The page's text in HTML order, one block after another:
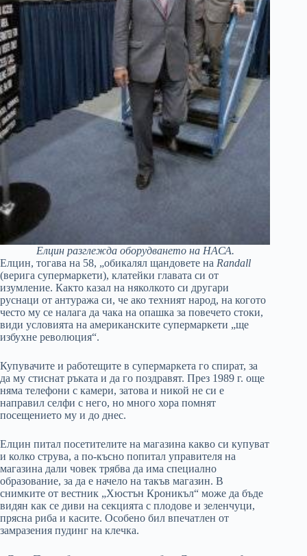
Елцин разглежда оборудването на НАСА.
Елцин, тогава на 58, „обикалял щандовете на Randall
(верига супермаркети), клатейки главата си от
изумление. Както казал на няколкото си другари
руснаци от антуража си, че ако техният народ, на когото
често му се налага да чака на опашка за повечето стоки,
види условията на американските супермаркети „ще
избухне революция“.
Купувачите и работещите в супермаркета го спират, за
да му стиснат ръката и да го поздравят. През 1989 г. още
няма телефони с камери, затова и никой не си е
направил селфи с него, но много хора помнят
посещението му и до днес.
Елцин питал посетителите на магазина какво си купуват
и колко струва, а по-късно попитал управителя на
магазина дали човек трябва да има специално
образование, за да е начело на такъв магазин. В
снимките от вестник „Хюстън Кроникъл“ може да бъде
видян как се диви на секцията с плодове и зеленчуци,
прясна риба и касите. Особено бил впечатлен от
замразения пудинг на клечка.